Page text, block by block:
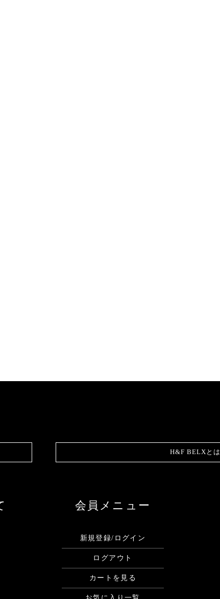
H&F BELXとは
会員メニュー
新規登録/ログイン
ログアウト
カートを見る